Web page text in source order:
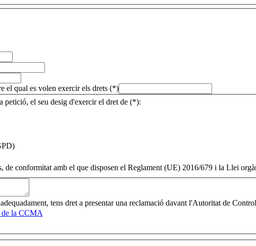
el qual es volen exercir els drets (*)
petició, el seu desig d'exercir el dret de (*):
RGPD)
de conformitat amb el que disposen el Reglament (UE) 2016/679 i la Llei
tens dret a presentar una reclamació davant l'Autoritat de
de la CCMA